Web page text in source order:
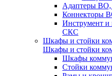
Адаптеры ВО,
Коннекторы
Инструмент и
СКС
Шкафы и стойки
Шкафы и стойки
Шкафы
Стойки